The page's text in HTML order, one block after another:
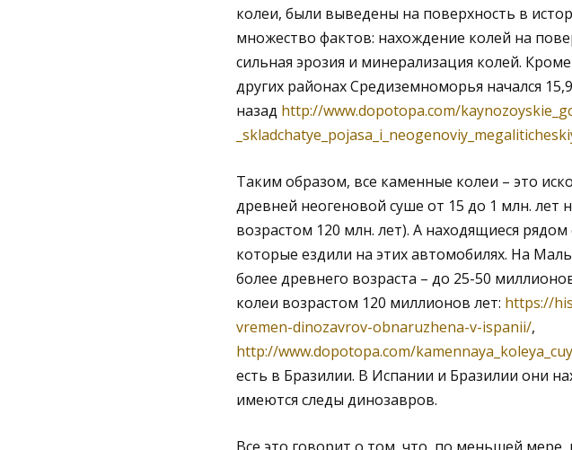
колеи, были выведены на поверхность в
множество фактов: нахождение колей на
сильная эрозия и минерализация колей.
других районах Средиземноморья начался
назад http://www.dopotopa.com/
Таким образом, все каменные колеи – это
древней неогеновой суше от 15 до 1 млн. лет
возрастом 120 млн. лет). А находящиеся
которые ездили на этих автомобилях. На
более древнего возраста – до 25-50
колеи возрастом 120 миллионов лет: https://
vremen-dinozavrov-obnaruzhena-v-ispanii/,
http://www.dopotopa.com/
есть в Бразилии. В Испании и Бразилии они
имеются следы динозавров.